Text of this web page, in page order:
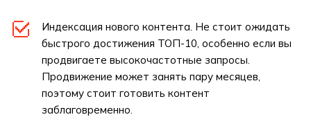
Индексация нового контента. Не стоит ожидать
быстрого достижения ТОП-10, особенно если вы
продвигаете высокочастотные запросы.
Продвижение может занять пару месяцев,
поэтому стоит готовить контент
заблаговременно.